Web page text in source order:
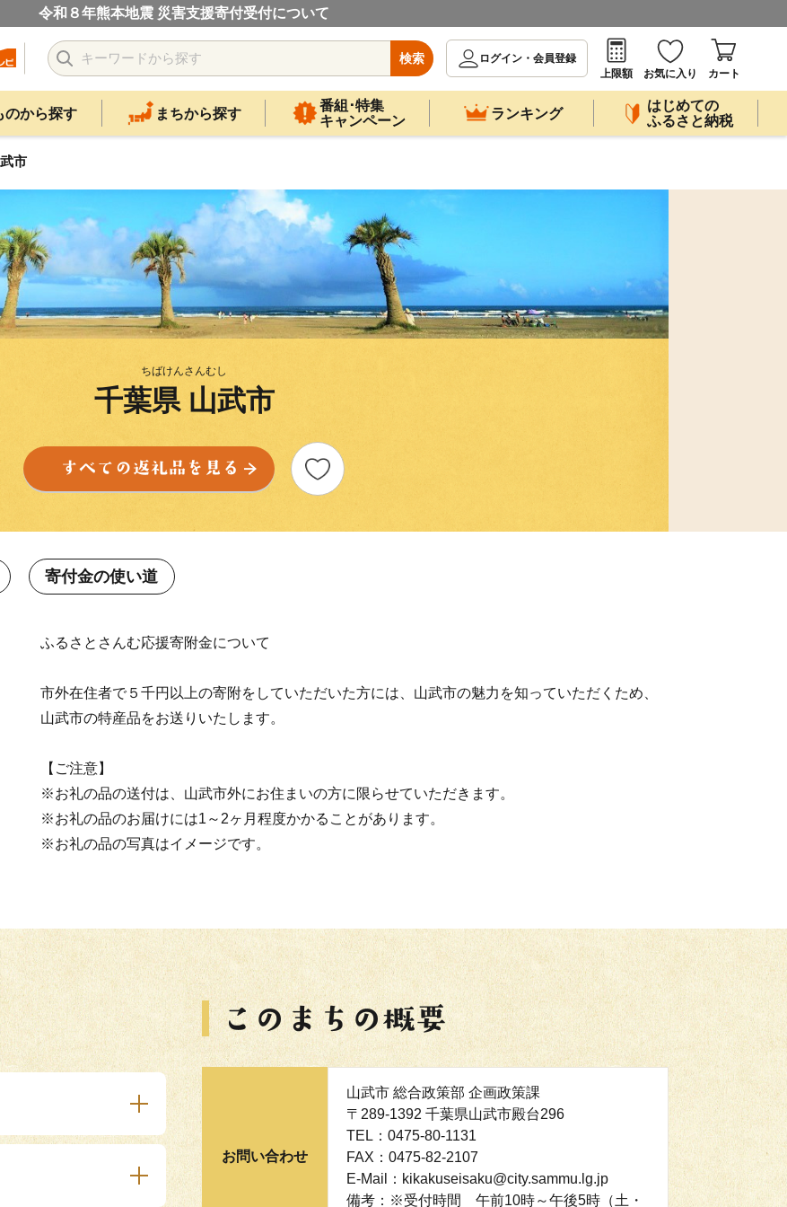
令和８年熊本地震 災害支援寄付受付について
検索
ログイン・会員登録
上限額
お気に入り カート
のから探す まちから探す
番組･特集
キャンペーン
ランキング
はじめての
ふるさと納税
市
ちばけんさんむし
千葉県 山武市
寄付金の使い道
ふるさとさんむ応援寄附金について
市外在住者で５千円以上の寄附をしていただいた方には、山武市の魅力を知っていただくため、
山武市の特産品をお送りいたします。
【ご注意】
※お礼の品の送付は、山武市外にお住まいの方に限らせていただきます。
※お礼の品のお届けには1～2ヶ月程度かかることがあります。
※お礼の品の写真はイメージです。
お問い合わせ
山武市 総合政策部 企画政策課
〒289-1392 千葉県山武市殿台296
TEL：0475-80-1131
FAX：0475-82-2107
E-Mail：kikakuseisaku@city.sammu.lg.jp
備考：※受付時間 午前10時～午後5時（土・